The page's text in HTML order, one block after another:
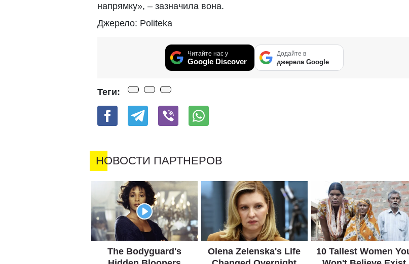
напрямку», – зазначила вона.
Джерело: Politeka
Читайте нас у
Google Discover
Додайте в
джерела Google
Теги: